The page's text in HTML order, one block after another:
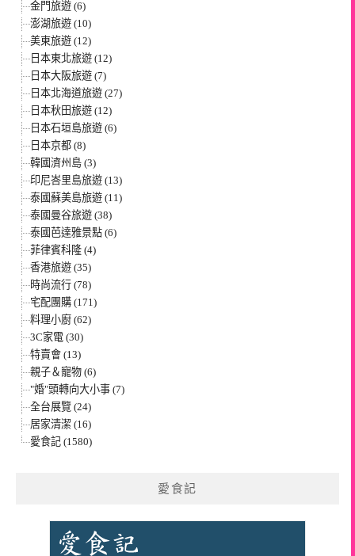
金門旅遊 (6)
澎湖旅遊 (10)
美東旅遊 (12)
日本東北旅遊 (12)
日本大阪旅遊 (7)
日本北海道旅遊 (27)
日本秋田旅遊 (12)
日本石垣島旅遊 (6)
日本京都 (8)
韓國濟州島 (3)
印尼峇里島旅遊 (13)
泰國蘇美島旅遊 (11)
泰國曼谷旅遊 (38)
泰國芭達雅景點 (6)
菲律賓科隆 (4)
香港旅遊 (35)
時尚流行 (78)
宅配團購 (171)
料理小廚 (62)
3C家電 (30)
特賣會 (13)
親子＆寵物 (6)
"婚"頭轉向大小事 (7)
全台展覽 (24)
居家清潔 (16)
愛食記 (1580)
愛食記